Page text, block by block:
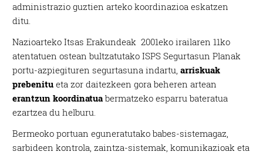
administrazio guztien arteko koordinazioa eskatzen
ditu.
Nazioarteko Itsas Erakundeak 2001eko irailaren 11ko
atentatuen ostean bultzatutako ISPS Segurtasun Planak
portu-azpiegituren segurtasuna indartu,arriskuak
prebenitu eta zor daitezkeen gora beheren artean
erantzun koordinatua bermatzeko esparru bateratua
ezartzea du helburu.
Bermeoko portuan eguneratutako babes-sistemagaz,
sarbideen kontrola, zaintza-sistemak, komunikazioak eta